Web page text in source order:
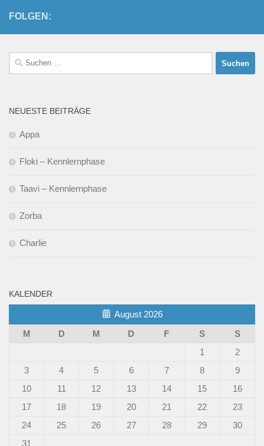
FOLGEN:
Suchen
nach:
NEUESTE BEITRÄGE
Appa
Floki – Kennlernphase
Taavi – Kennlernphase
Zorba
Charlie
KALENDER
August 2026
M
D M D F S
S
1
2
3
4 5 6 7 8
9
10
11 12 13 14 15
16
17
18 19 20 21 22
23
24
25 26 27 28 29
30
31